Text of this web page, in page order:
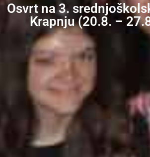
Osvrt na 3.
Krapnju (20.8. –